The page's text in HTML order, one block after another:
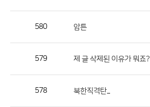
록
580 암튼
579 제 글 삭제된 이유가 뭐죠?
578 북한직격탄...